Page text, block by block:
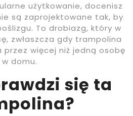
użytkowanie, docenisz
są zaprojektowane tak, by
To drobiazg, który w
zwłaszcza gdy trampolina
więcej niż jedną osobę
w domu.
się ta